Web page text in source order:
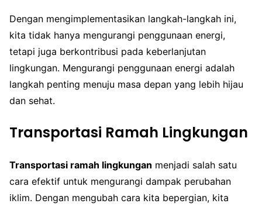
Dengan mengimplementasikan langkah-langkah ini,
kita tidak hanya mengurangi penggunaan energi,
tetapi juga berkontribusi pada keberlanjutan
lingkungan. Mengurangi penggunaan energi adalah
langkah penting menuju masa depan yang lebih hijau
dan sehat.
Transportasi Ramah Lingkungan
Transportasi ramah lingkungan menjadi salah satu
cara efektif untuk mengurangi dampak perubahan
iklim. Dengan mengubah cara kita bepergian, kita